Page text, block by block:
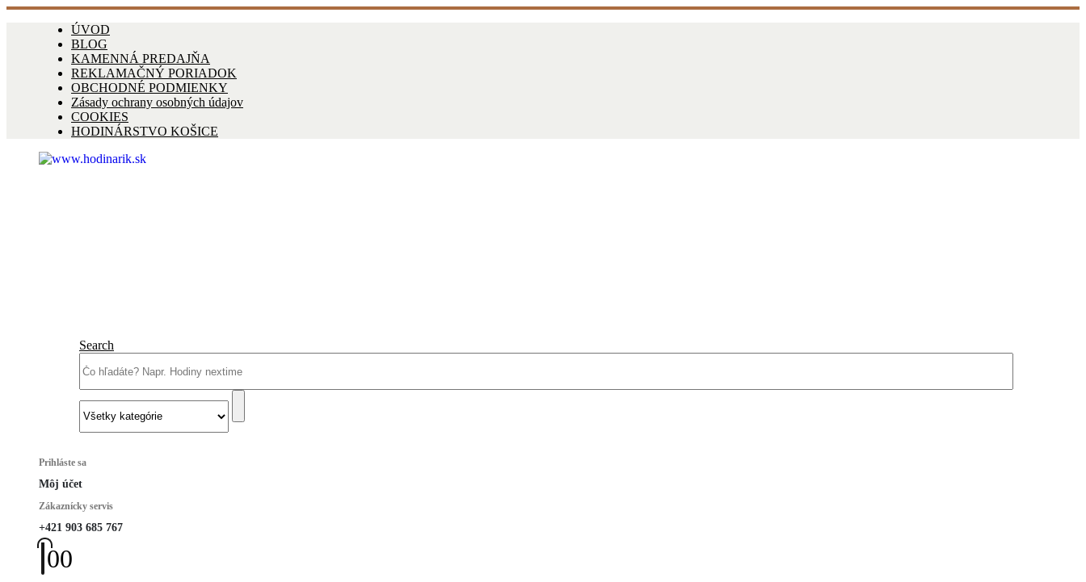
ÚVOD
BLOG
KAMENNÁ PREDAJŇA
REKLAMAČNÝ PORIADOK
OBCHODNÉ PODMIENKY
Zásady ochrany osobných údajov
COOKIES
HODINÁRSTVO KOŠICE
Search
Prihláste sa
Môj účet
Zákaznícky servis
+421 903 685 767
00